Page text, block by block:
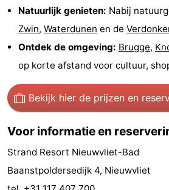
Middelburg
Zeeuws-
Breskens
-
Sluis
-
Cadzand
-
Retranchement
-
Natuurlijk genieten: Nabij
Zwin, Waterdunen en de
Ontdek de omgeving: Brugge,
op korte afstand voor cultuur,
Bekijk hier de prijzen en
Voor informatie en
Strand Resort Nieuwvliet-Bad
Baanstpoldersedijk 4, Nieuwvliet